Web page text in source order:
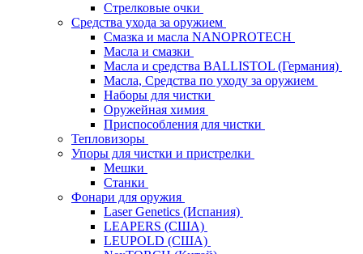
Стрелковые очки
Средства ухода за оружием
Смазка и масла NANOPROTECH
Масла и смазки
Масла и средства BALLISTOL (Германия)
Масла, Средства по уходу за оружием
Наборы для чистки
Оружейная химия
Приспособления для чистки
Тепловизоры
Упоры для чистки и пристрелки
Мешки
Станки
Фонари для оружия
Laser Genetics (Испания)
LEAPERS (США)
LEUPOLD (США)